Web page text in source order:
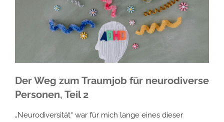
Der Weg zum Traumjob für neurodiverse
Personen, Teil 2
„Neurodiversität“ war für mich lange eines dieser